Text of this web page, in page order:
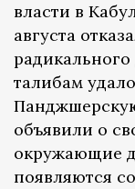
власти в
августа
талибам
объявили о
окружающие
появляются